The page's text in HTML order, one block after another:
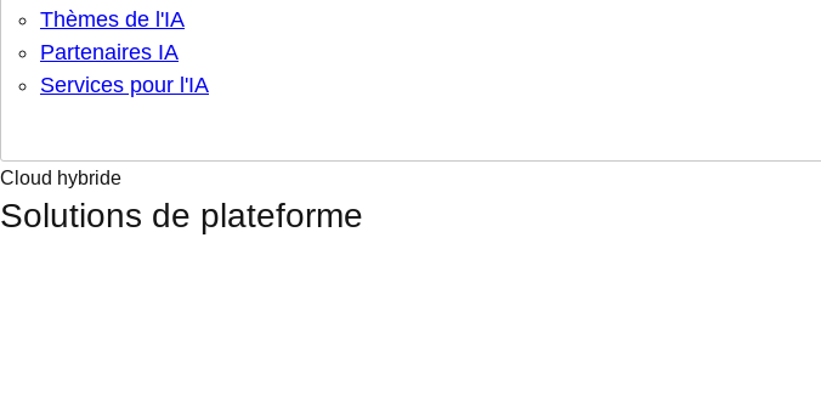
Thèmes de l'IA
Partenaires IA
Services pour l'IA
Cloud hybride
Solutions de plateforme